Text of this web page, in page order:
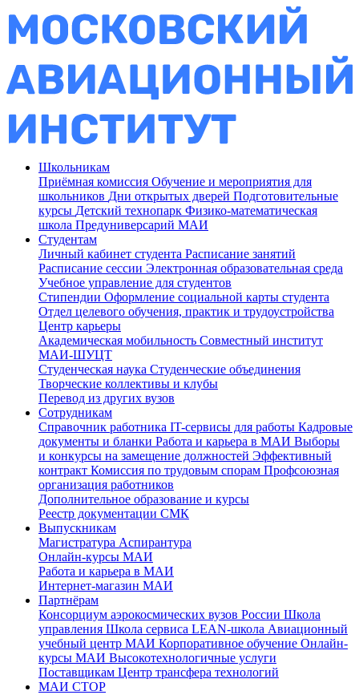
Школьникам
Приёмная комиссия Обучение и мероприятия для
школьников Дни открытых дверей Подготовительные
курсы Детский технопарк Физико-математическая
школа Предуниверсарий МАИ
Студентам
Личный кабинет студента Расписание занятий
Расписание сессии Электронная образовательная среда
Учебное управление для студентов
Стипендии Оформление социальной карты студента
Отдел целевого обучения, практик и трудоустройства
Центр карьеры
Академическая мобильность Совместный институт
МАИ-ШУЦТ
Студенческая наука Студенческие объединения
Творческие коллективы и клубы
Перевод из других вузов
Сотрудникам
Cправочник работника IT-сервисы для работы Кадровые
документы и бланки Работа и карьера в МАИ Выборы
и конкурсы на замещение должностей Эффективный
контракт Комиссия по трудовым спорам Профсоюзная
организация работников
Дополнительное образование и курсы
Реестр документации СМК
Выпускникам
Магистратура Аспирантура
Онлайн-курсы МАИ
Работа и карьера в МАИ
Интернет-магазин МАИ
Партнёрам
Консорциум аэрокосмических вузов России Школа
управления Школа сервиса LEAN-школа Авиационный
учебный центр МАИ Корпоративное обучение Онлайн-
курсы МАИ Высокотехнологичные услуги
Поставщикам Центр трансфера технологий
МАИ СТОР